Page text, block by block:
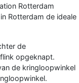
Rotterdam
Rotterdam de ideale
de
opgeknapt.
de kringloopwinkel